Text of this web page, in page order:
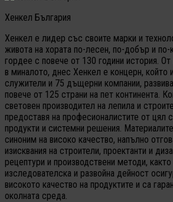
Хенкел България
Хенкел е лидер със своите марки и
живота на хората по-лесен, по-добър и по-
гордее с повече от 130 години история.
в миналото, днес Хенкел е концерн, който
служители и 75 дъщерни компании,
повече от 125 страни на пет континента.
световен производител на лепила и
предоставя на професионалистите от цял
продукти и системни решения.
синоним на високо качество, напълно
изисквания на строители, проектанти и
рецептури и производствени методи,
изследователска и развойна дейност
високото качество на продуктите и са
околната среда.